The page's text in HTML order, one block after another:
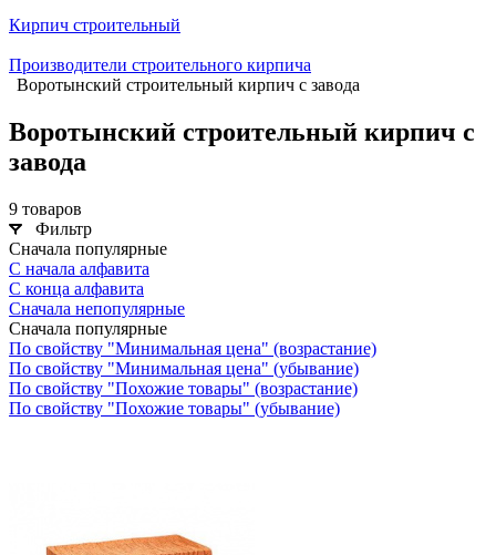
Кирпич строительный
Производители строительного кирпича
Воротынский строительный кирпич с завода
Воротынский строительный кирпич с
завода
9 товаров
Фильтр
Сначала популярные
С начала алфавита
С конца алфавита
Сначала непопулярные
Сначала популярные
По свойству "Минимальная цена" (возрастание)
По свойству "Минимальная цена" (убывание)
По свойству "Похожие товары" (возрастание)
По свойству "Похожие товары" (убывание)